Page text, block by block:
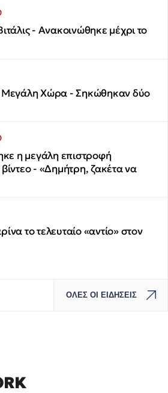
- Ανακοινώθηκε μέχρι το
Μεγάλη Χώρα - Σηκώθηκαν δύο
η μεγάλη επιστροφή
- «Δημήτρη, ζακέτα να
το τελευταίο «αντίο» στον
ΟΛΕΣ ΟΙ ΕΙΔΗΣΕΙΣ